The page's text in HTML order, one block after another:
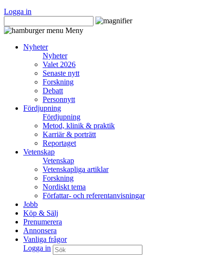
Logga in
Meny
Nyheter
Nyheter
Valet 2026
Senaste nytt
Forskning
Debatt
Personnytt
Fördjupning
Fördjupning
Metod, klinik & praktik
Karriär & porträtt
Reportaget
Vetenskap
Vetenskap
Vetenskapliga artiklar
Forskning
Nordiskt tema
Författar- och referentanvisningar
Jobb
Köp & Sälj
Prenumerera
Annonsera
Vanliga frågor
Logga in